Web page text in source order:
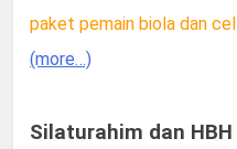
paket pemain biola dan
(more…)
Silaturahim dan HBH